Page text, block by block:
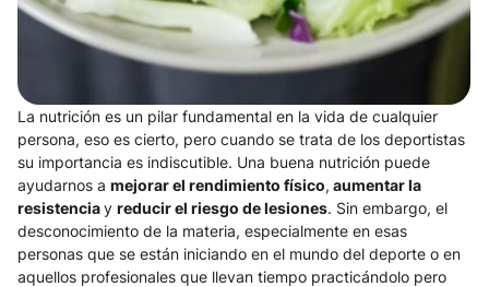
La nutrición es un pilar fundamental en la vida de cualquier
persona, eso es cierto, pero cuando se trata de los deportistas
su importancia es indiscutible. Una buena nutrición puede
ayudarnos a mejorar el rendimiento físico, aumentar la
resistencia y reducir el riesgo de lesiones. Sin embargo, el
desconocimiento de la materia, especialmente en esas
personas que se están iniciando en el mundo del deporte o en
aquellos profesionales que llevan tiempo practicándolo pero